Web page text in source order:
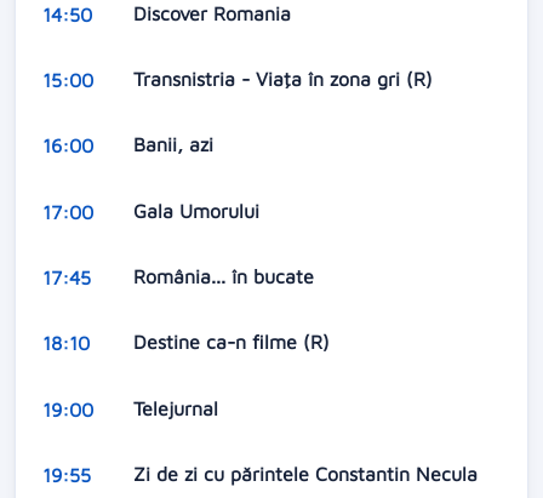
14:50 Discover Romania
15:00 Transnistria - Viaţa în zona gri (R)
16:00 Banii, azi
17:00 Gala Umorului
17:45 România... în bucate
18:10 Destine ca-n filme (R)
19:00 Telejurnal
19:55 Zi de zi cu părintele Constantin Necula